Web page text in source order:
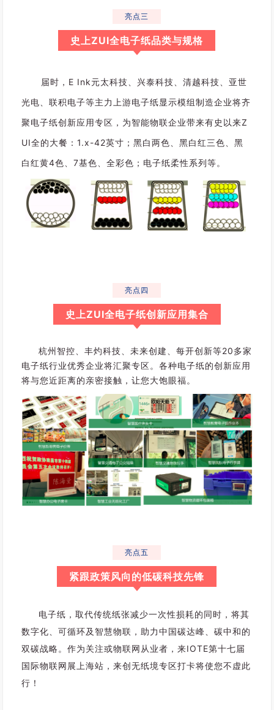
都
迎
来
巨
，
使
得
中
国
物
断
拓
宽
重
点
领
域
转
移
调
整
；
从
内
来
看
，
联
网
服
务
于
亮点三
史上ZUI全电子纸品类与规格
届时，E Ink元太科技、兴泰科技、清越科技、亚世
光电、联积电子等主力上游电子纸显示模组制造企业将齐
聚电子纸创新应用专区，为智能物联企业带来有史以来Z
UI全的大餐：1.x-42英寸；黑白两色、黑白红三色、黑
白红黄4色、7基色、全彩色；电子纸柔性系列等。
亮点四
史上ZUI全电子纸创新应用集合
杭州智控、丰灼科技、未来创建、每开创新等20多家
电子纸行业优秀企业将汇聚专区。各种电子纸的创新应用
将与您近距离的亲密接触，让您大饱眼福。
亮点五
紧跟政策风向的低碳科技先锋
电子纸，取代传统纸张减少一次性损耗的同时，将其
数字化、可循环及智慧物联，助力中国碳达峰、碳中和的
双碳战略。作为关注或物联网从业者，来IOTE第十七届
国际物联网展上海站，来创无纸境专区打卡将使您不虚此
行！